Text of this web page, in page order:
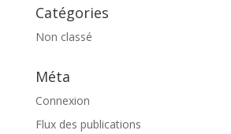
Catégories
Non classé
Méta
Connexion
Flux des publications